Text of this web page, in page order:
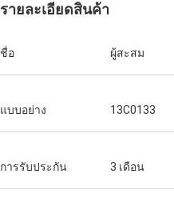
รายละเอียดสินค้า
ชื่อ ผู้สะสม
แบบอย่าง 13C0133
การรับประกัน 3 เดือน